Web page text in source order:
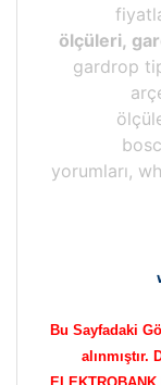
ölçüleri,
gardrop
yorumları,
Bu Sayfadaki
alınmıştır.